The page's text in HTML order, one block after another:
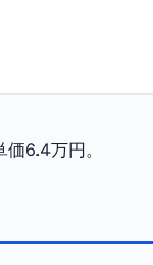
6.4万円。